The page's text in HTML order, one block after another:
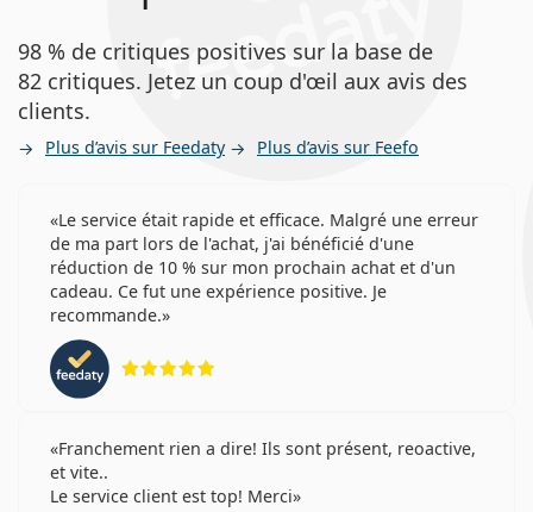
98 % de critiques positives sur la base de
82 critiques. Jetez un coup d'œil aux avis des
clients.
Plus d’avis sur Feedaty Plus d’avis sur Feefo
Le service était rapide et efficace. Malgré une erreur
de ma part lors de l'achat, j'ai bénéficié d'une
réduction de 10 % sur mon prochain achat et d'un
cadeau. Ce fut une expérience positive. Je
recommande.
Franchement rien a dire! Ils sont présent, reoactive,
et vite..
Le service client est top! Merci